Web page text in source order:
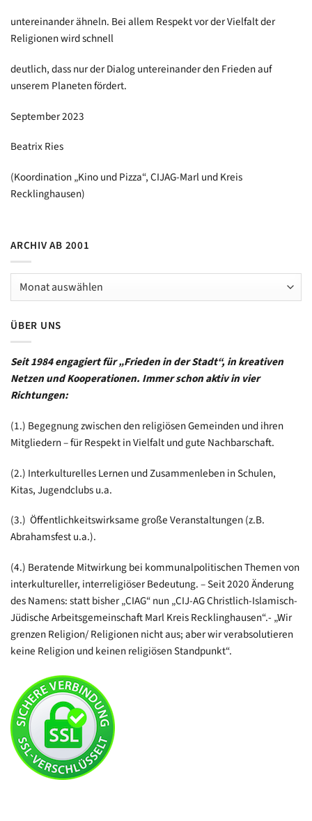
untereinander ähneln. Bei allem Respekt vor der Vielfalt der
Religionen wird schnell
deutlich, dass nur der Dialog untereinander den Frieden auf
unserem Planeten fördert.
September 2023
Beatrix Ries
(Koordination „Kino und Pizza“, CIJAG-Marl und Kreis
Recklinghausen)
ARCHIV AB 2001
Archiv
ÜBER UNS
Seit 1984 engagiert für „Frieden in der Stadt“, in kreativen
Netzen und Kooperationen. Immer schon aktiv in vier
Richtungen:
(1.) Begegnung zwischen den religiösen Gemeinden und ihren
Mitgliedern – für Respekt in Vielfalt und gute Nachbarschaft.
(2.) Interkulturelles Lernen und Zusammenleben in Schulen,
Kitas, Jugendclubs u.a.
(3.) Öffentlichkeitswirksame große Veranstaltungen (z.B.
Abrahamsfest u.a.).
(4.) Beratende Mitwirkung bei kommunalpolitischen Themen von
interkultureller, interreligiöser Bedeutung. – Seit 2020 Änderung
des Namens: statt bisher „CIAG“ nun „CIJ-AG Christlich-Islamisch-
Jüdische Arbeitsgemeinschaft Marl Kreis Recklinghausen“.- „Wir
grenzen Religion/ Religionen nicht aus; aber wir verabsolutieren
keine Religion und keinen religiösen Standpunkt“.